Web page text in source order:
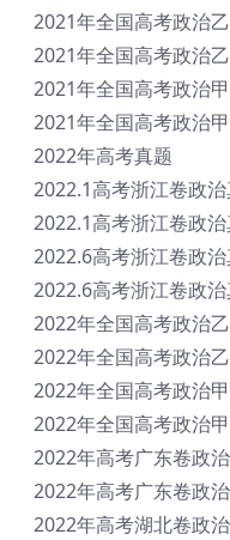
2021年全国高考政
2021年全国高考政
2021年全国高考政
2021年全国高考政
2022年高考真题
2022.1高考浙江卷政
2022.1高考浙江卷政
2022.6高考浙江卷政
2022.6高考浙江卷政
2022年全国高考政治
2022年全国高考政治
2022年全国高考政治
2022年全国高考政治
2022年高考广东卷政
2022年高考广东卷政
2022年高考湖北卷政